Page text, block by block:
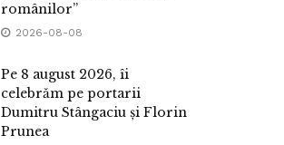
românilor”
2026-08-08
Pe 8 august 2026, îi
celebrăm pe portarii
Dumitru Stângaciu și Florin
Prunea